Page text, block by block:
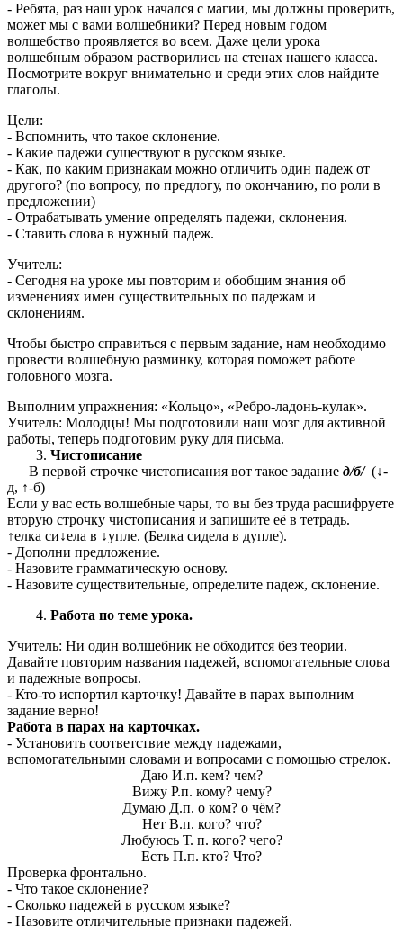
- Ребята, раз наш урок начался с магии, мы должны проверить,
может мы с вами волшебники? Перед новым годом
волшебство проявляется во всем. Даже цели урока
волшебным образом растворились на стенах нашего класса.
Посмотрите вокруг внимательно и среди этих слов найдите
глаголы.
Цели:
- Вспомнить, что такое склонение.
- Какие падежи существуют в русском языке.
- Как, по каким признакам можно отличить один падеж от
другого? (по вопросу, по предлогу, по окончанию, по роли в
предложении)
- Отрабатывать умение определять падежи, склонения.
- Ставить слова в нужный падеж.
Учитель:
- Сегодня на уроке мы повторим и обобщим знания об
изменениях имен существительных по падежам и
склонениям.
Чтобы быстро справиться с первым задание, нам необходимо
провести волшебную разминку, которая поможет работе
головного мозга.
Выполним упражнения: «Кольцо», «Ребро-ладонь-кулак».
Учитель: Молодцы! Мы подготовили наш мозг для активной
работы, теперь подготовим руку для письма.
Чистописание
В первой строчке чистописания вот такое задание д/б/ (↓-
д, ↑-б)
Если у вас есть волшебные чары, то вы без труда расшифруете
вторую строчку чистописания и запишите её в тетрадь.
↑елка си↓ела в ↓упле. (Белка сидела в дупле).
- Дополни предложение.
- Назовите грамматическую основу.
- Назовите существительные, определите падеж, склонение.
Работа по теме урока.
Учитель: Ни один волшебник не обходится без теории.
Давайте повторим названия падежей, вспомогательные слова
и падежные вопросы.
- Кто-то испортил карточку! Давайте в парах выполним
задание верно!
Работа в парах на карточках.
- Установить соответствие между падежами,
вспомогательными словами и вопросами с помощью стрелок.
Даю И.п. кем? чем?
Вижу Р.п. кому? чему?
Думаю Д.п. о ком? о чём?
Нет В.п. кого? что?
Любуюсь Т. п. кого? чего?
Есть П.п. кто? Что?
Проверка фронтально.
- Что такое склонение?
- Сколько падежей в русском языке?
- Назовите отличительные признаки падежей.